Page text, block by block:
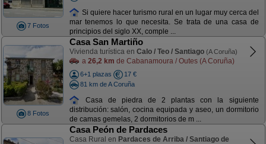
7 Fotos
Si quiere hacer turismo rural en un lugar muy cerca del
mar tenemos lo que necesita. Se trata de una casa de
principios del siglo XX, comple ...
8 Fotos
Casa San Martiño
Vivienda turística en Calo / Teo / Santiago (A Coruña)
a 26,2 km de Cabanamoura / Outes (A Coruña)
6+1 plazas
17 €
81 km de A Coruña
Casa de piedra de 2 plantas con la siguiente
distribución: salón, cocina equipada y aseo, un dormitorio
de camas gemelas, 2 dormitorios de m ...
Casa Peón de Pardaces
Casa Rural en Pardaces de Arriba / Santiago de